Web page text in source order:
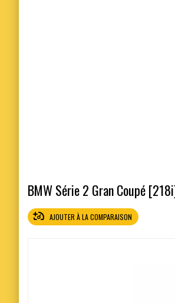
BMW Série 2 Gran Coupé
AJOUTER À LA COMPARAISON